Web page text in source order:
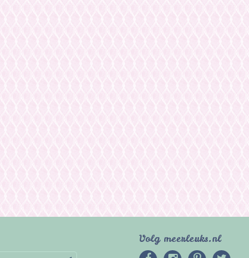
Volg meerleuks.nl